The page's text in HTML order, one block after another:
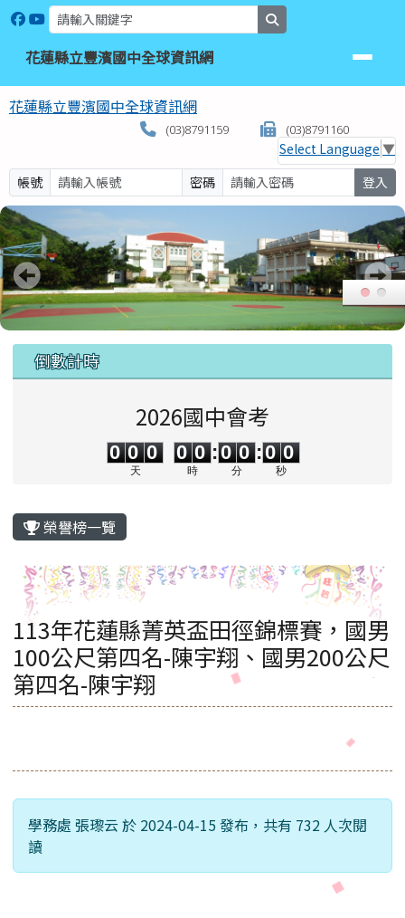
跳至主內容區
花蓮縣立豐濱國中全球資訊網
花蓮縣立豐濱國中全球資訊網
花蓮縣立豐濱國中全球資訊網
(03)8791159 (03)8791160
Select Language ▼
帳號
密碼 登入
上中區域內容
倒數計時
2026國中會考
0
0
0
0
0
天
0
0
0
0
時
:
0
0
0
0
分
:0 0
秒
主內容區域
榮譽榜一覽
113年花蓮縣菁英盃田徑錦標賽，國男
100公尺第四名-陳宇翔、國男200公尺
第四名-陳宇翔
學務處 張瓈云 於 2024-04-15 發布，共有 732 人次閱
讀
頁尾區域